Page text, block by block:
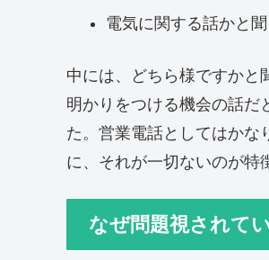
電気に関する話かと
中には、どちら様ですかと
明かりをつける機会の話だ
た。営業電話としてはかな
に、それが一切ないのが特
なぜ問題視されて